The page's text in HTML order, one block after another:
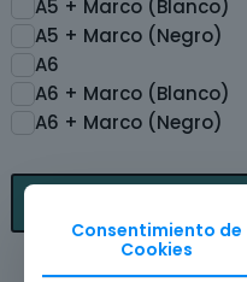
A5 + Marco (Blanco)
A5 + Marco (Negro)
A6
A6 + Marco (Blanco)
A6 + Marco (Negro)
Consentimiento de
Cookies